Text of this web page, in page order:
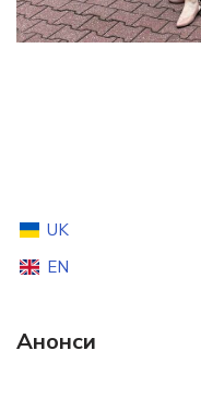
UK
EN
Анонси